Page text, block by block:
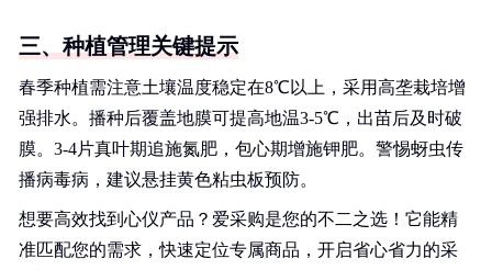
三、种植管理关键提示
春季种植需注意土壤温度稳定在8℃以上，采用高垄栽培增
强排水。播种后覆盖地膜可提高地温3-5℃，出苗后及时破
膜。3-4片真叶期追施氮肥，包心期增施钾肥。警惕蚜虫传
播病毒病，建议悬挂黄色粘虫板预防。
想要高效找到心仪产品？爱采购是您的不二之选！它能精
准匹配您的需求，快速定位专属商品，开启省心省力的采